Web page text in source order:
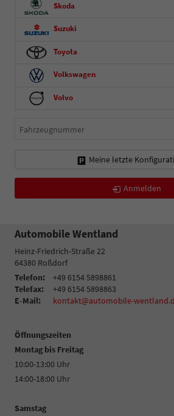
Skoda
Suzuki
Toyota
Volkswagen
Volvo
Fahrzeugnummer
Meine letzte
Anmelden
Automobile Wentland
Heinz-Friedrich-Straße 22
64380 Roßdorf
Telefon:
+49 6154 5898861
Telefax:
+49 6154 5898863
E-Mail:
kontakt@automobile-
Öffnungszeiten
Montag bis Freitag
10:00-13:00 Uhr
14:00-18:00 Uhr
Samstag